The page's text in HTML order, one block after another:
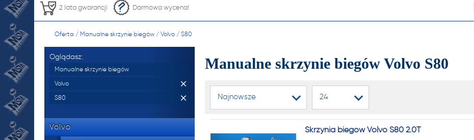
tel.534 822 222
NR 1 NA RYNKU W
manualnych i automatycznych
skrzyń biegów, reduktorów
oraz dyferencjałów!
2 lata gwarancji Darmowa wycena!
Oferta / Manualne skrzynie biegów /Volvo /S80
Oglądasz:
Manualne skrzynie biegów
Volvo
S80
Volvo
Manualne skrzynie biegów Volvo S80
Najnowsze 24
Skrzynia biegów Volvo S80 2.0T